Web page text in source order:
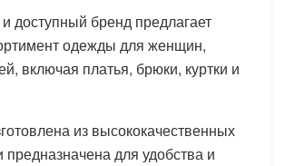
доступный бренд предлагает
одежды для женщин,
включая платья, брюки, куртки и
из высококачественных
для удобства и